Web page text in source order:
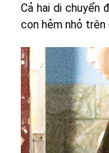
Cả hai di chuyển
con hẻm nhỏ trên